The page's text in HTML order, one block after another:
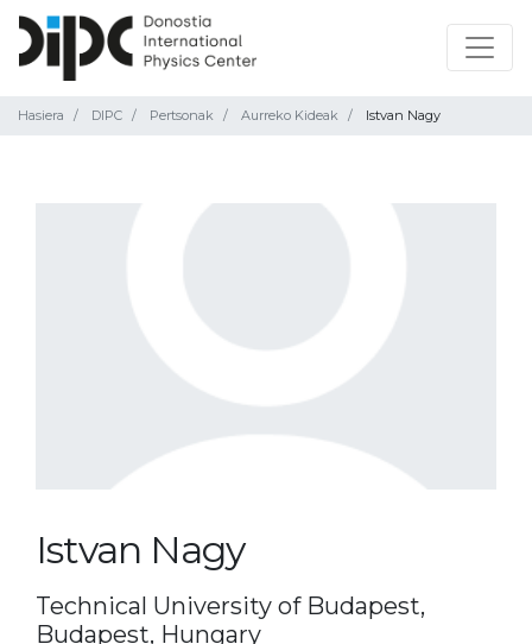
Hasiera DIPC Pertsonak Aurreko Kideak Istvan Nagy
Istvan Nagy
Technical University of Budapest,
Budapest, Hungary